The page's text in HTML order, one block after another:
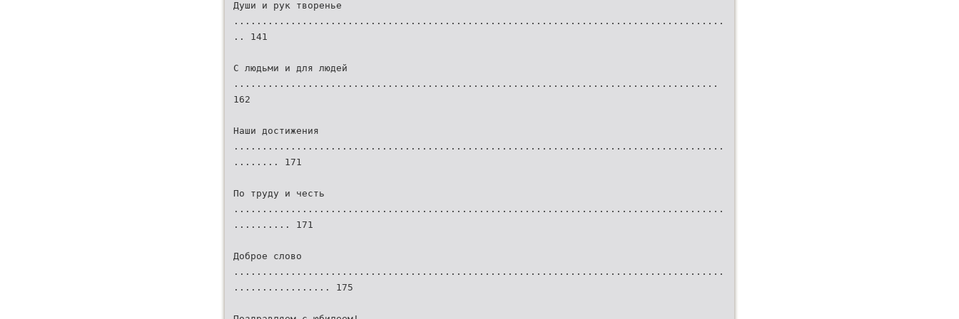
Души и рук творенье
......................................................................................
.. 141
С людьми и для людей
.....................................................................................
162
Наши достижения
......................................................................................
........ 171
По труду и честь
......................................................................................
.......... 171
Доброе слово
......................................................................................
................. 175